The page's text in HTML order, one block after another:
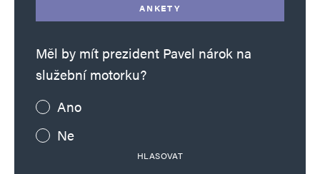
ANKETY
Měl by mít prezident Pavel nárok na
služební motorku?
Ano
Ne
HLASOVAT